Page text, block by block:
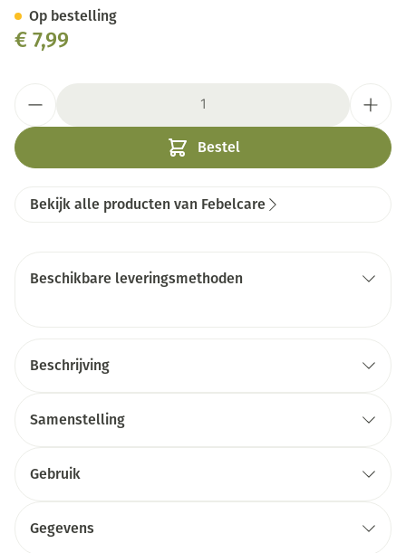
€ 7,99
Bestel
Op bestelling
Bekijk alle producten van Febelcare
Beschikbare leveringsmethoden
Beschrijving
Samenstelling
Gebruik
Gegevens